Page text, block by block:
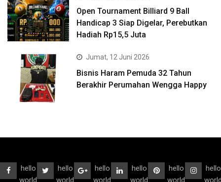
Open Tournament Billiard 9 Ball
Handicap 3 Siap Digelar, Perebutkan
Hadiah Rp15,5 Juta
Jumat, 12 Juni 2026
Bisnis Haram Pemuda 32 Tahun
Berakhir Perumahan Wengga Happy
hello
world
hello
world
hello
world
hello
world
hello
world
hello